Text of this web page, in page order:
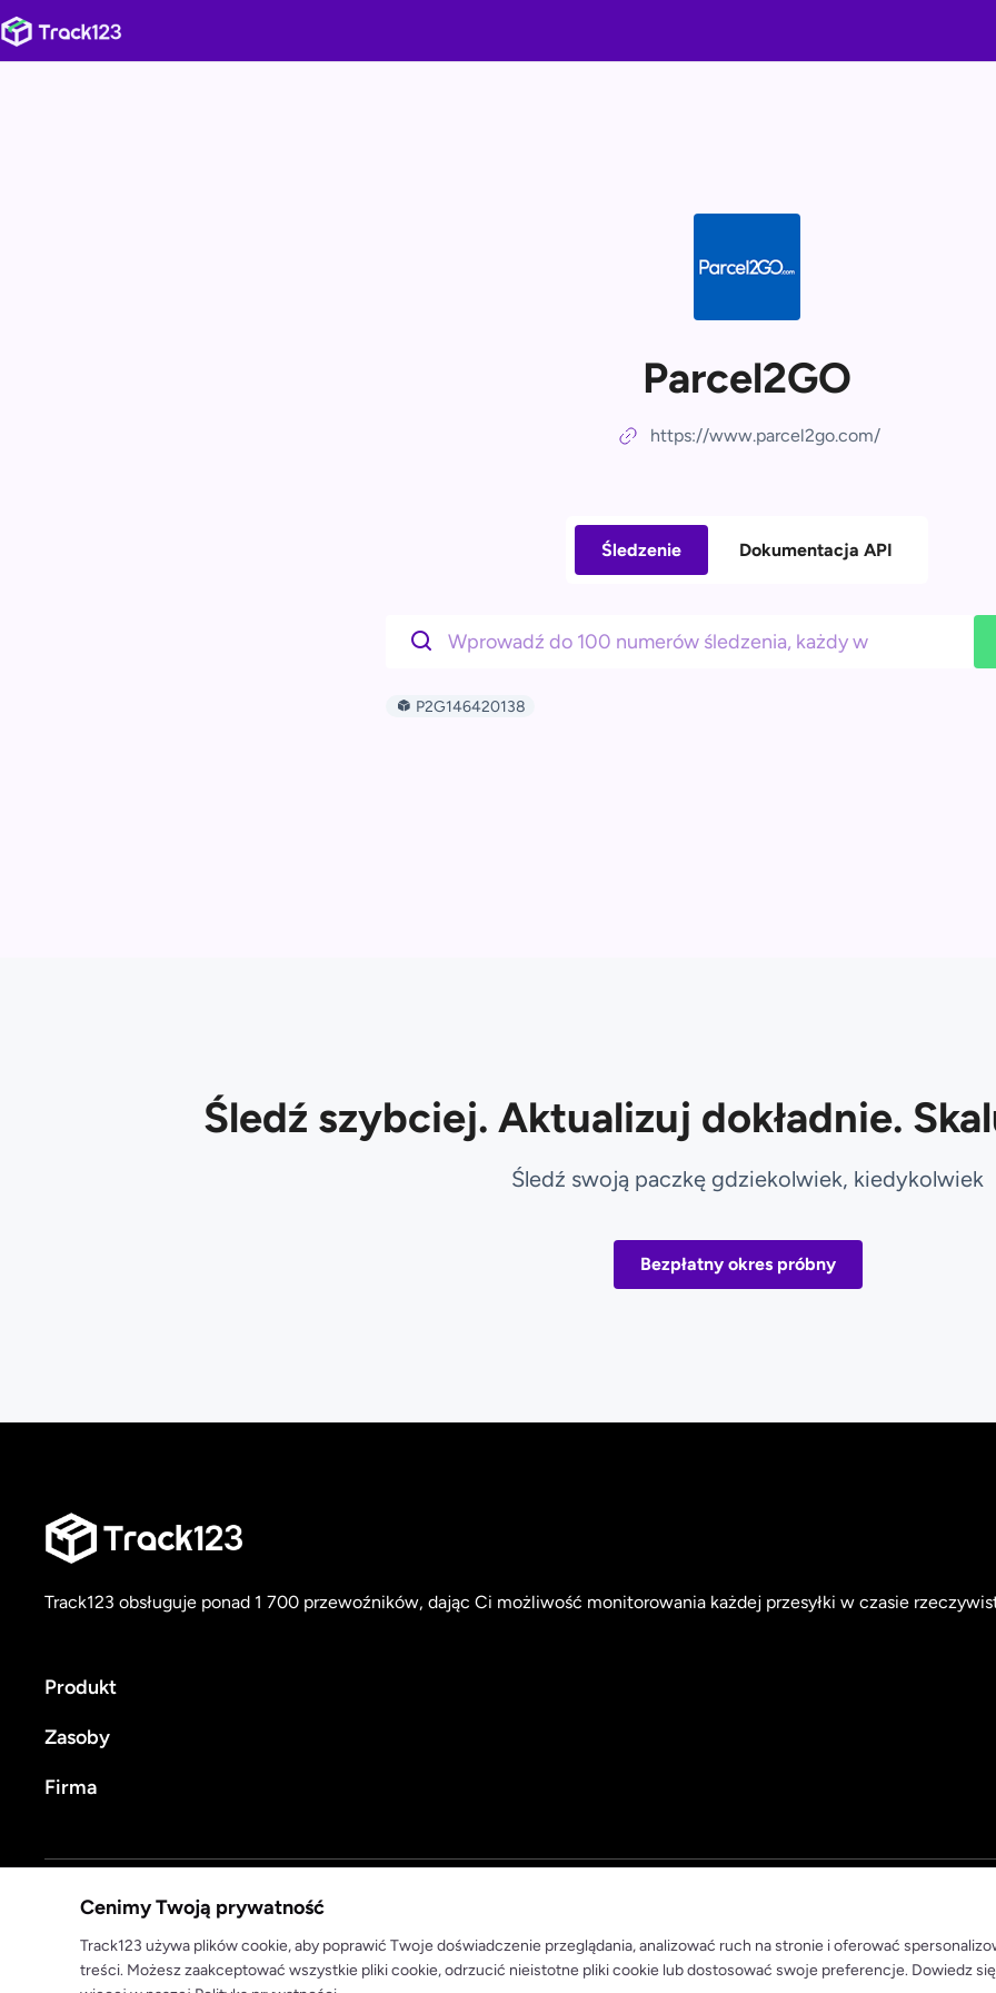
Parcel2GO
https://www.parcel2go.com/
Śledzenie Dokumentacja API
P2G146420138
Śledź szybciej. Aktualizuj dokładnie.
Śledź swoją paczkę gdziekolwiek, kiedykolwiek
Bezpłatny okres próbny
Track123 obsługuje ponad 1 700 przewoźników, dając Ci możliwość monitorowania każdej przesyłki w czasie
Produkt
Zasoby
Firma
Polityka prywatności Warunki korzystania
© 2025 track123. Wszelkie prawa zastrzeżone
Cenimy Twoją prywatność
Track123 używa plików cookie, aby poprawić Twoje doświadczenie przeglądania, analizować ruch na stronie i oferować
treści. Możesz zaakceptować wszystkie pliki cookie, odrzucić nieistotne pliki cookie lub dostosować swoje preferencje. Dowiedz się